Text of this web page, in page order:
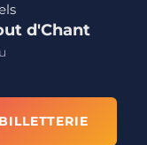
d'Chant